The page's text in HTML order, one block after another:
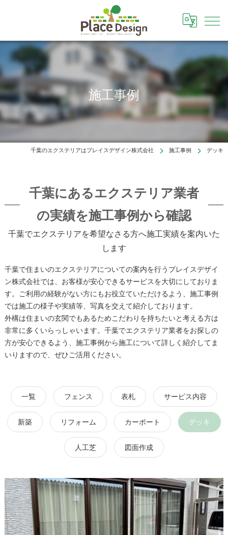
施工事例
千葉のエクステリアはプレイスデザイン株式会社 施工事例 デッキ
千葉にあるエクステリア業者
の実績を施工事例から確認
千葉でエクステリアを希望なさる方へ施工実績を案内いた
します
千葉で住まいのエクステリアについての案内を行うプレイスデザイ
ン株式会社では、お客様が安心できるサービスを大切にしておりま
す。ご利用の経験がない方にもお役立ていただけるよう、施工事例
では施工の様子や実績等、写真を交えて紹介しております。
外構は住まいの玄関でもあるためこだわりを持ちたいと考える方は
非常に多くいらっしゃいます。千葉でエクステリア業者をお探しの
方が安心できるよう、施工事例から施工について詳しく紹介してま
いりますので、ぜひご活用ください。
一覧 フェンス 表札 サービス内容
新築 リフォーム カーポート デッキ
人工芝 図面作成